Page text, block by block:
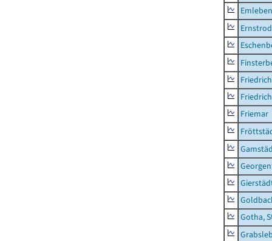
Emleben
Friemar
Gotha,